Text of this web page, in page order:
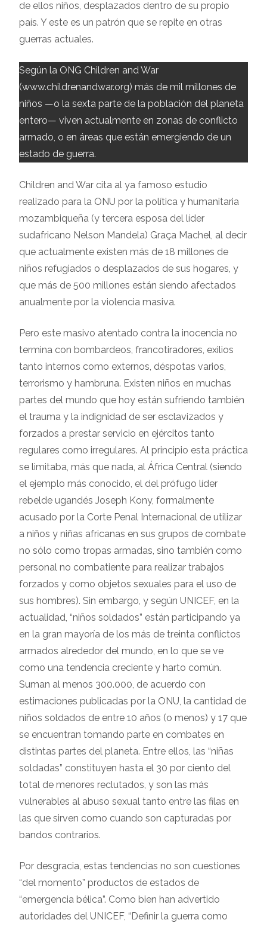
de ellos niños, desplazados dentro de su propio
país. Y este es un patrón que se repite en otras
guerras actuales.
Según la ONG Children and War
(www.childrenandwar.org) más de mil millones de
niños —o la sexta parte de la población del planeta
entero— viven actualmente en zonas de conflicto
armado, o en áreas que están emergiendo de un
estado de guerra.
Children and War cita al ya famoso estudio
realizado para la ONU por la política y humanitaria
mozambiqueña (y tercera esposa del líder
sudafricano Nelson Mandela) Graça Machel, al decir
que actualmente existen más de 18 millones de
niños refugiados o desplazados de sus hogares, y
que más de 500 millones están siendo afectados
anualmente por la violencia masiva.
Pero este masivo atentado contra la inocencia no
termina con bombardeos, francotiradores, exilios
tanto internos como externos, déspotas varios,
terrorismo y hambruna. Existen niños en muchas
partes del mundo que hoy están sufriendo también
el trauma y la indignidad de ser esclavizados y
forzados a prestar servicio en ejércitos tanto
regulares como irregulares. Al principio esta práctica
se limitaba, más que nada, al África Central (siendo
el ejemplo más conocido, el del prófugo líder
rebelde ugandés Joseph Kony, formalmente
acusado por la Corte Penal Internacional de utilizar
a niños y niñas africanas en sus grupos de combate
no sólo como tropas armadas, sino también como
personal no combatiente para realizar trabajos
forzados y como objetos sexuales para el uso de
sus hombres). Sin embargo, y según UNICEF, en la
actualidad, “niños soldados” están participando ya
en la gran mayoría de los más de treinta conflictos
armados alrededor del mundo, en lo que se ve
como una tendencia creciente y harto común.
Suman al menos 300.000, de acuerdo con
estimaciones publicadas por la ONU, la cantidad de
niños soldados de entre 10 años (o menos) y 17 que
se encuentran tomando parte en combates en
distintas partes del planeta. Entre ellos, las “niñas
soldadas” constituyen hasta el 30 por ciento del
total de menores reclutados, y son las más
vulnerables al abuso sexual tanto entre las filas en
las que sirven como cuando son capturadas por
bandos contrarios.
Por desgracia, estas tendencias no son cuestiones
“del momento” productos de estados de
“emergencia bélica”. Como bien han advertido
autoridades del UNICEF, “Definir la guerra como